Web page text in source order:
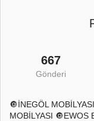
667
Gönderi
🔘İNEGÖL
MOBİLYASI 🔘EWOS